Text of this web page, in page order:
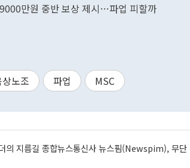
만원 중반 보상 제시…파업 피할까
노조 파업 MSC
의 지름길 종합뉴스통신사 뉴스핌(Newspim), 무단